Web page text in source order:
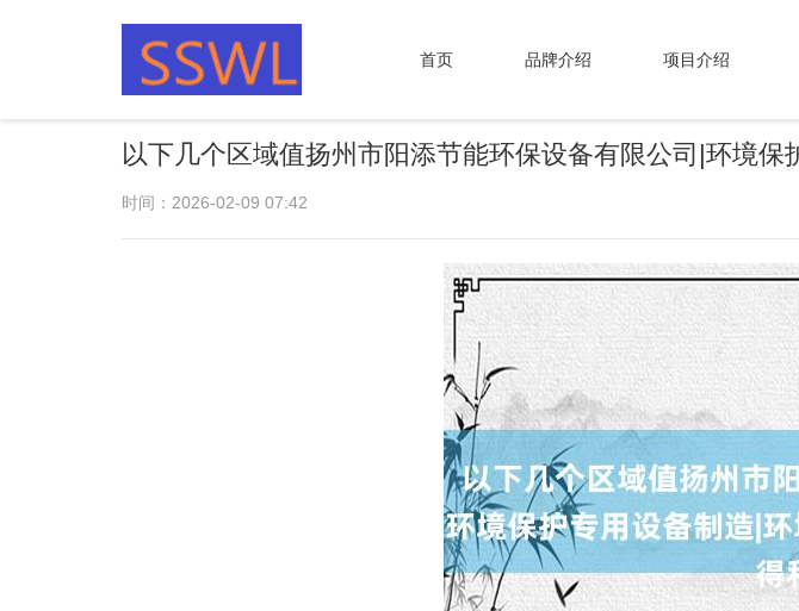
首页 品牌介绍 项目介绍
以下几个区域值扬州市阳添节能环保设备有限公司|环境
时间：2026-02-09 07:42